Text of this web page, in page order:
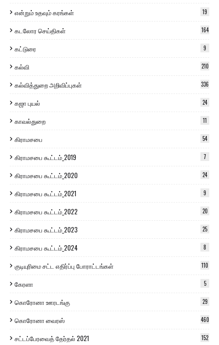
என்றும் உதவும் கரங்கள் 19
கடலோர செய்திகள் 164
கட்டுரை 9
கல்வி 210
கல்வித்துறை அறிவிப்புகள் 336
கஜா புயல் 24
காவல்துறை 11
கிராமசபை 54
கிராமசபை கூட்டம்_2019 7
கிராமசபை கூட்டம்_2020 24
கிராமசபை கூட்டம்_2021 9
கிராமசபை கூட்டம்_2022 20
கிராமசபை கூட்டம்_2023 25
கிராமசபை கூட்டம்_2024 8
குடியுரிமை சட்ட எதிர்ப்பு போராட்டங்கள் 110
கேரளா 5
கொரோனா ஊரடங்கு 29
கொரோனா வைரஸ் 460
சட்டப்பேரவைத் தேர்தல் 2021 152